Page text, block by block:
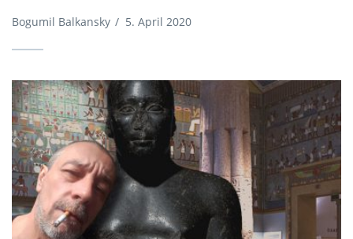
Bogumil Balkansky / 5. April 2020